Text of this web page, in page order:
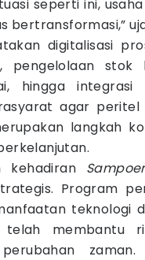
seperti ini,
bertransformasi,”
digitalisasi
pengelolaan stok
hingga
agar
langkah
kehadiran
Program
teknologi
membantu